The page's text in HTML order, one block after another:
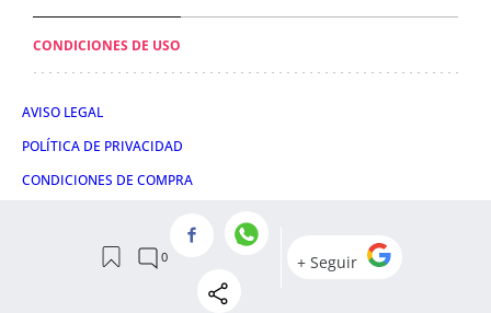
CONDICIONES DE USO
AVISO LEGAL
POLÍTICA DE PRIVACIDAD
CONDICIONES DE COMPRA
AVISO DE TRANSPARENCIA